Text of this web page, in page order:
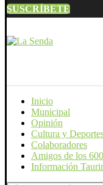
SUSCRÍBETE
Inicio
Municipal
Opinión
Cultura y
Colaboradores
Amigos de los 600
Información